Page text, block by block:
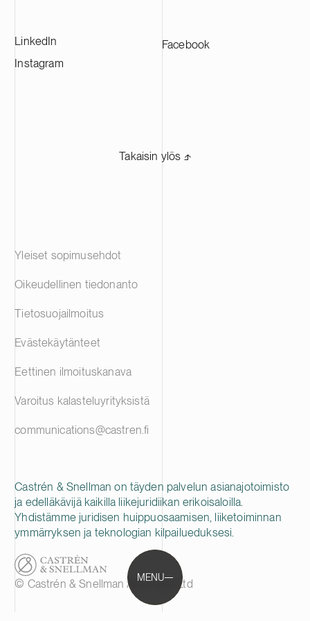
MENU
LinkedIn
Instagram
Facebook
Takaisin ylös ⬏
Castrén & Snellman on täyden palvelun asianajotoimisto
ja edelläkävijä kaikilla liikejuridiikan erikoisaloilla.
Yhdistämme juridisen huippuosaamisen, liiketoiminnan
ymmärryksen ja teknologian kilpailueduksesi.
© Castrén & Snellman Attorneys Ltd
Yleiset sopimusehdot
Oikeudellinen tiedonanto
Tietosuojailmoitus
Evästekäytänteet
Eettinen ilmoituskanava
Varoitus kalasteluyrityksistä
communications@castren.fi